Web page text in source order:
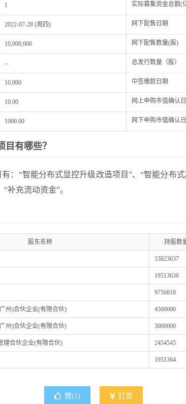
1 实际募集资金总额(
2022-07-28 (周四) 网下配售日期
10,000,000 网下配售数量(股)
– 总发行数量（股）
10,000 中签缴款日期
10.00 网上申购市值确认日
1000.00 网下申购市值确认日
有哪些？
：“智能分布式显控升级改造项目”、“智能分布
补充流动资金”。
股东名称 持股数
33823637
19513636
9756818
州)合伙企业(有限合伙) 4500000
州)合伙企业(有限合伙) 3000000
理合伙企业(有限合伙) 2454545
1951364
赞(1) 打赏